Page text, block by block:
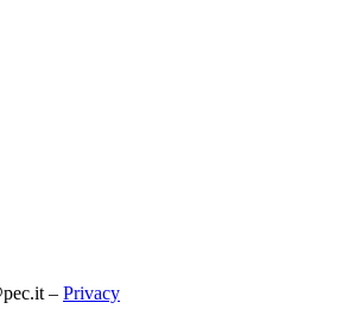
– Privacy